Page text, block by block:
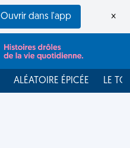
Ouvrir dans l'app ×
ALÉATOIRE ÉPICÉE LE